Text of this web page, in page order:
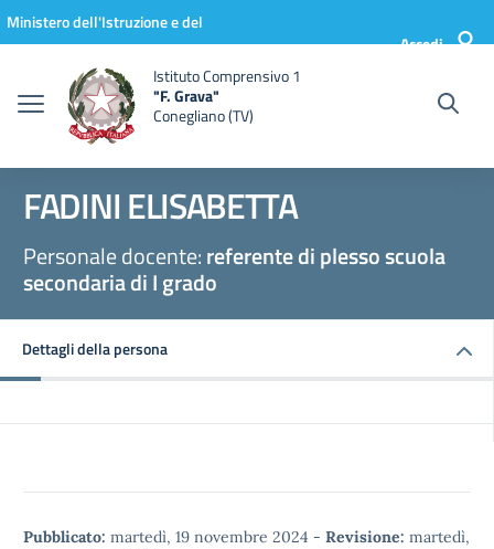
Vai ai contenuti
Vai al menu di navigazione
Vai al footer
Ministero dell'Istruzione e del
Accedi
Istituto Comprensivo 1
"F. Grava"
Conegliano (TV)
FADINI ELISABETTA
Personale docente:referente di plesso scuola
secondaria di I grado
Dettagli della persona
Pubblicato: martedì, 19 novembre 2024 - Revisione: martedì,